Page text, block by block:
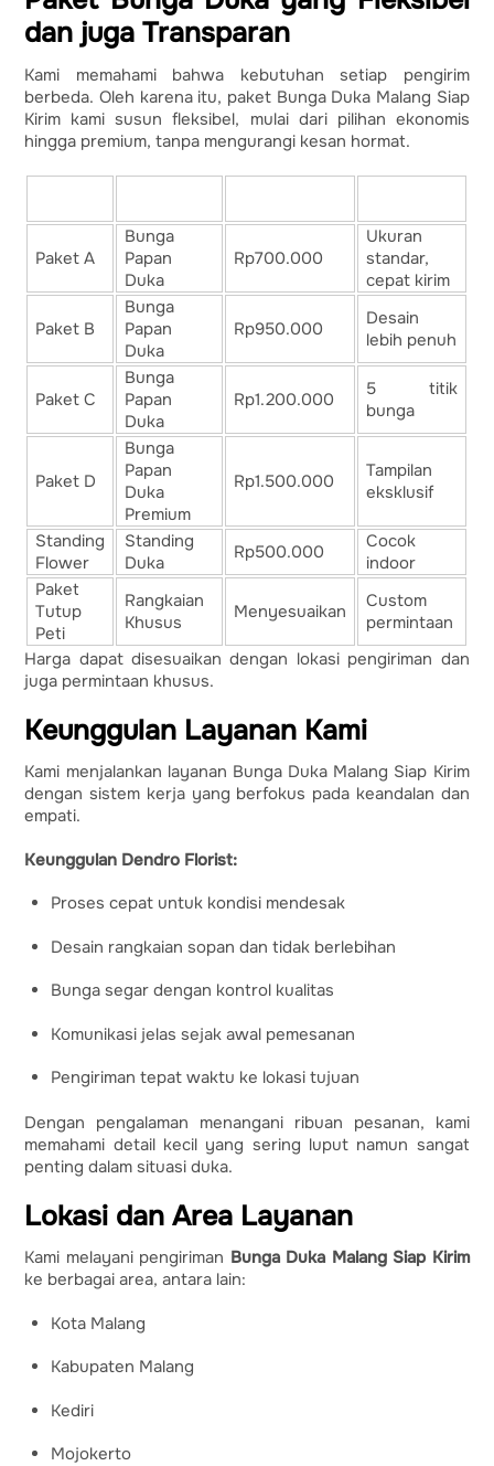
dan juga Transparan
Kami memahami bahwa kebutuhan setiap pengirim
berbeda. Oleh karena itu, paket Bunga Duka Malang Siap
Kirim kami susun fleksibel, mulai dari pilihan ekonomis
hingga premium, tanpa mengurangi kesan hormat.
Paket A
Bunga
Papan
Duka
Rp700.000
Ukuran
standar,
cepat kirim
Paket B
Bunga
Papan
Duka
Rp950.000
Desain
lebih penuh
Paket C
Bunga
Papan
Duka
Rp1.200.000
5 titik
bunga
Paket D
Bunga
Papan
Duka
Premium
Rp1.500.000
Tampilan
eksklusif
Standing
Flower
Standing
Duka
Rp500.000
Cocok
indoor
Paket
Tutup
Peti
Rangkaian
Khusus
Menyesuaikan
Custom
permintaan
Harga dapat disesuaikan dengan lokasi pengiriman dan
juga permintaan khusus.
Keunggulan Layanan Kami
Kami menjalankan layanan Bunga Duka Malang Siap Kirim
dengan sistem kerja yang berfokus pada keandalan dan
empati.
Keunggulan Dendro Florist:
Proses cepat untuk kondisi mendesak
Desain rangkaian sopan dan tidak berlebihan
Bunga segar dengan kontrol kualitas
Komunikasi jelas sejak awal pemesanan
Pengiriman tepat waktu ke lokasi tujuan
Dengan pengalaman menangani ribuan pesanan, kami
memahami detail kecil yang sering luput namun sangat
penting dalam situasi duka.
Lokasi dan Area Layanan
Kami melayani pengiriman Bunga Duka Malang Siap Kirim
ke berbagai area, antara lain:
Kota Malang
Kabupaten Malang
Kediri
Mojokerto